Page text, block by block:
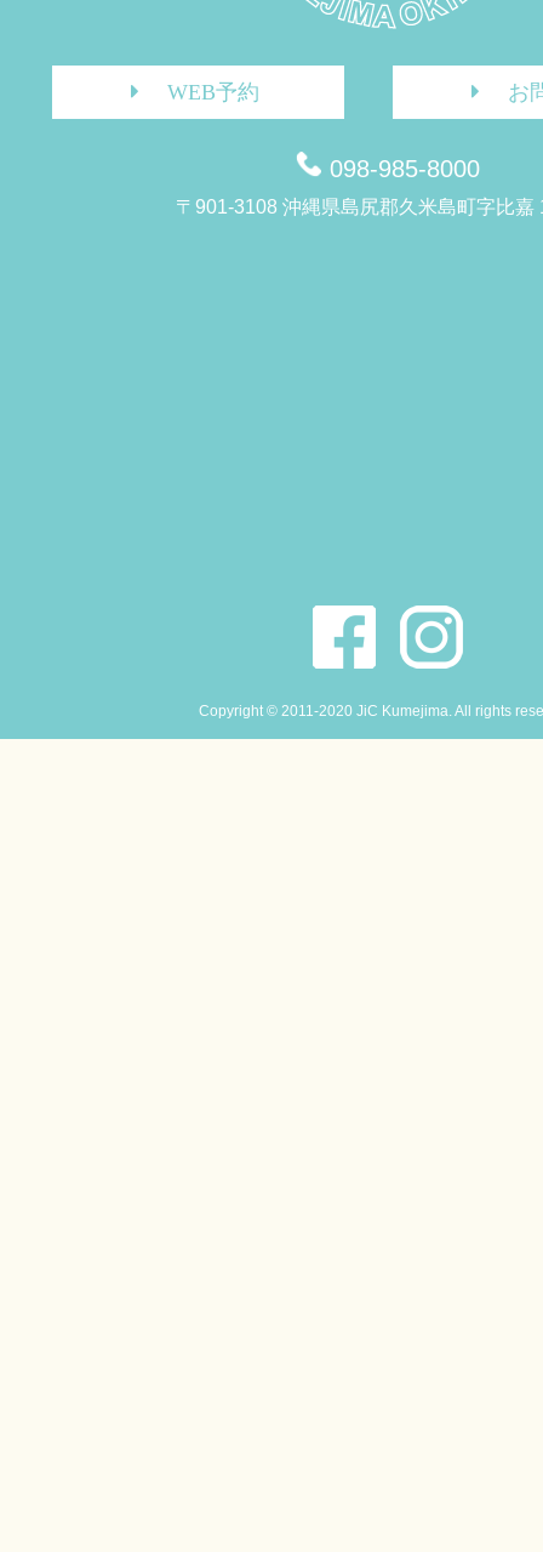
WEB予約 お
098-985-8000
〒901-3108 沖縄県島尻郡久米島町字比嘉
Copyright © 2011-2020 JiC Kumejima. All rights